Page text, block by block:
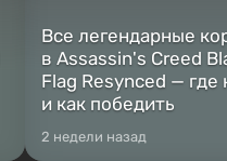
Все легендарные
в Assassin's Creed
Flag Resynced — где
и как победить
2 недели назад